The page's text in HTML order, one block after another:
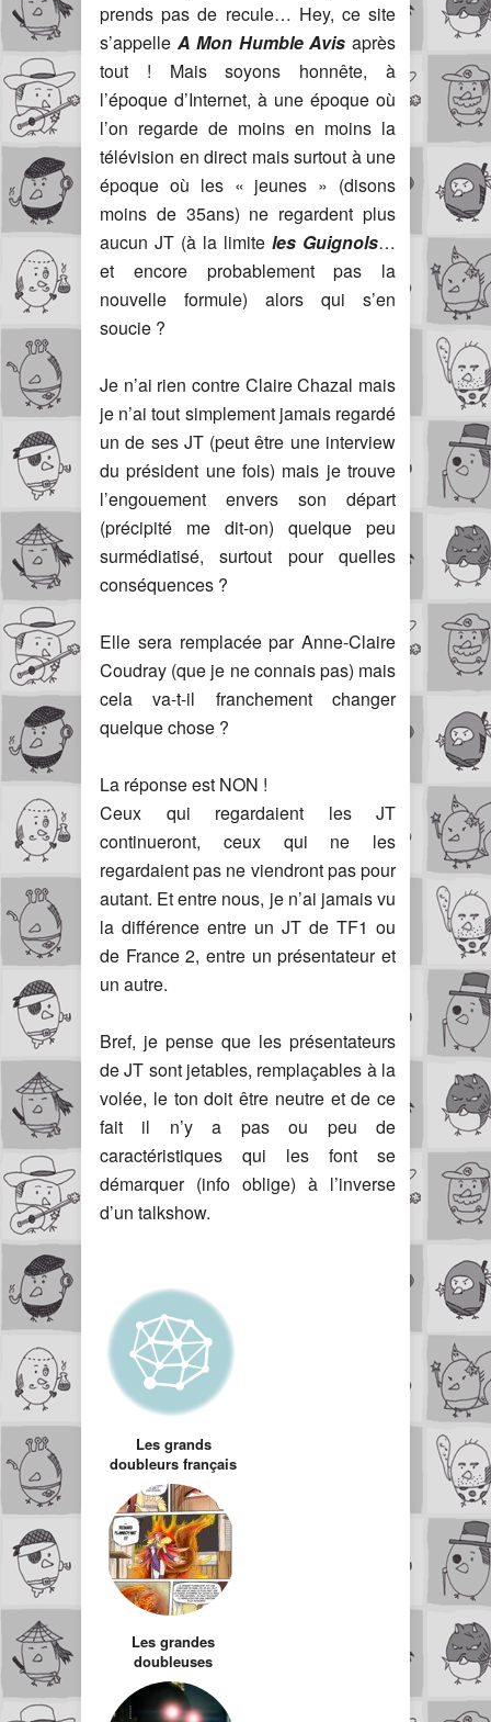
prends pas de recule… Hey, ce site
s’appelle A Mon Humble Avis après
tout ! Mais soyons honnête, à
l’époque d’Internet, à une époque où
l’on regarde de moins en moins la
télévision en direct mais surtout à une
époque où les « jeunes » (disons
moins de 35ans) ne regardent plus
aucun JT (à la limite les Guignols…
et encore probablement pas la
nouvelle formule) alors qui s’en
soucie ?
Je n’ai rien contre Claire Chazal mais
je n’ai tout simplement jamais regardé
un de ses JT (peut être une interview
du président une fois) mais je trouve
l’engouement envers son départ
(précipité me dit-on) quelque peu
surmédiatisé, surtout pour quelles
conséquences ?
Elle sera remplacée par Anne-Claire
Coudray (que je ne connais pas) mais
cela va-t-il franchement changer
quelque chose ?
La réponse est NON !
Ceux qui regardaient les JT
continueront, ceux qui ne les
regardaient pas ne viendront pas pour
autant. Et entre nous, je n’ai jamais vu
la différence entre un JT de TF1 ou
de France 2, entre un présentateur et
un autre.
Bref, je pense que les présentateurs
de JT sont jetables, remplaçables à la
volée, le ton doit être neutre et de ce
fait il n’y a pas ou peu de
caractéristiques qui les font se
démarquer (info oblige) à l’inverse
d’un talkshow.
Les grands
doubleurs français
Les grandes
doubleuses
françaises